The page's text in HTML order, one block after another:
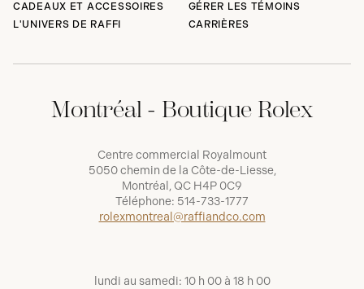
CADEAUX ET ACCESSOIRES
L'UNIVERS DE RAFFI
GÉRER LES TÉMOINS
CARRIÈRES
Montréal - Boutique Rolex
Centre commercial Royalmount
5050 chemin de la Côte-de-Liesse,
Montréal, QC H4P 0C9
Téléphone: 514-733-1777
rolexmontreal@raffiandco.com
lundi au samedi: 10 h 00 à 18 h 00